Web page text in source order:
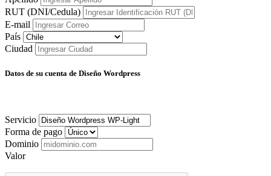
RUT (DNI/Cedula)
E-mail
País
Ciudad
Datos de su cuenta de Diseño Wordpress
Servicio
Forma de pago
Dominio
Valor